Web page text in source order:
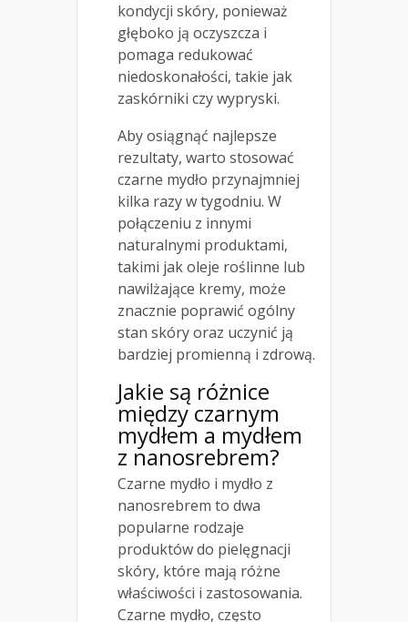
kondycji skóry, ponieważ
głęboko ją oczyszcza i
pomaga redukować
niedoskonałości, takie jak
zaskórniki czy wypryski.
Aby osiągnąć najlepsze
rezultaty, warto stosować
czarne mydło przynajmniej
kilka razy w tygodniu. W
połączeniu z innymi
naturalnymi produktami,
takimi jak oleje roślinne lub
nawilżające kremy, może
znacznie poprawić ogólny
stan skóry oraz uczynić ją
bardziej promienną i zdrową.
Jakie są różnice
między czarnym
mydłem a mydłem
z nanosrebrem?
Czarne mydło i mydło z
nanosrebrem to dwa
popularne rodzaje
produktów do pielęgnacji
skóry, które mają różne
właściwości i zastosowania.
Czarne mydło, często